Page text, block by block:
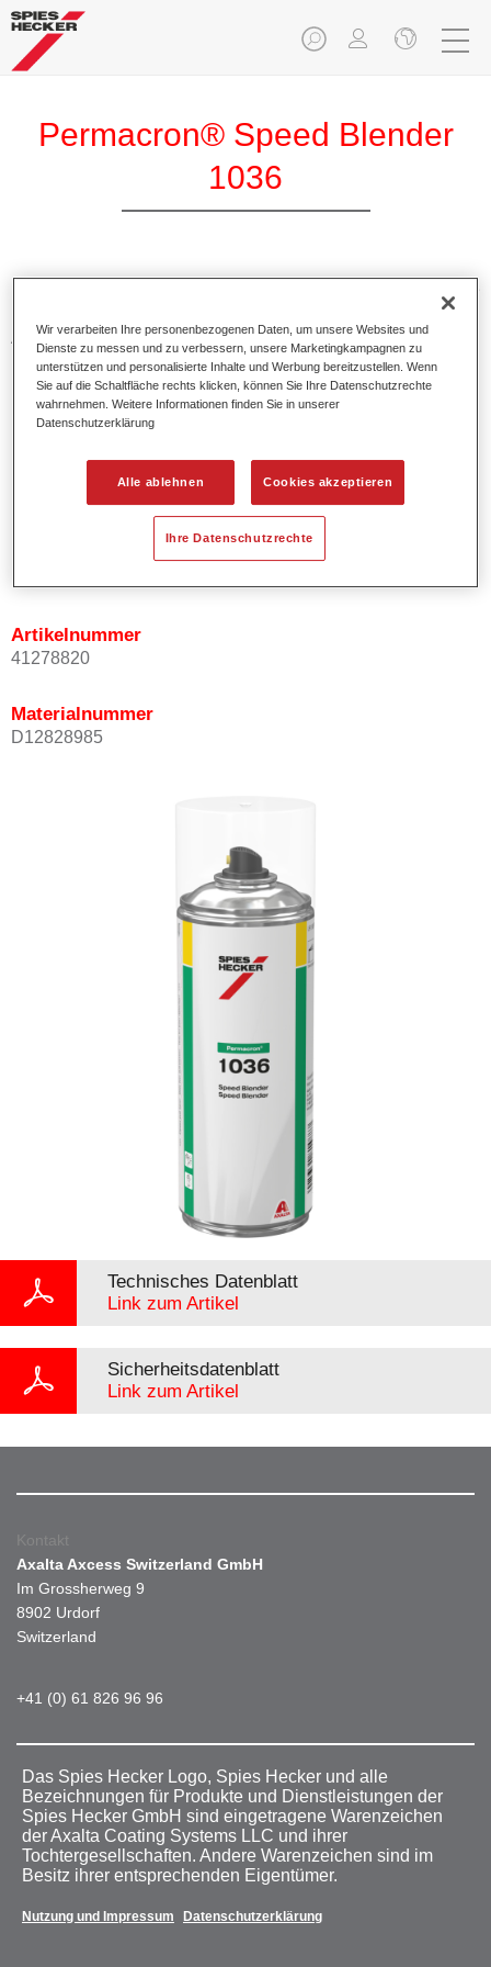
Permacron® Speed Blender
1036
Permacron Speed Blender 1036 unterstützt das problemlose
Beilackierverfahren von Permasolid HS Klarlacken und HS
Autolack 275.
Produktmerkmale
Bietet eine einfache Anwendung (pur).
Führt zu einem sehr feinen Übergangsbereich zur
Altlackierung.
Artikelnummer
41278820
Materialnummer
D12828985
Technisches Datenblatt
Link zum Artikel
Sicherheitsdatenblatt
Link zum Artikel
Kontakt
Axalta Axcess Switzerland GmbH
Im Grossherweg 9
8902 Urdorf
Switzerland
+41 (0) 61 826 96 96
Das Spies Hecker Logo, Spies Hecker und alle
Bezeichnungen für Produkte und Dienstleistungen der
Spies Hecker GmbH sind eingetragene Warenzeichen
der Axalta Coating Systems LLC und ihrer
Tochtergesellschaften. Andere Warenzeichen sind im
Besitz ihrer entsprechenden Eigentümer.
Nutzung und Impressum Datenschutzerklärung
Wir verarbeiten Ihre personenbezogenen Daten, um unsere Websites und
Dienste zu messen und zu verbessern, unsere Marketingkampagnen zu
unterstützen und personalisierte Inhalte und Werbung bereitzustellen. Wenn
Sie auf die Schaltfläche rechts klicken, können Sie Ihre Datenschutzrechte
wahrnehmen. Weitere Informationen finden Sie in unserer
Datenschutzerklärung
Alle ablehnen Cookies akzeptieren
Ihre Datenschutzrechte